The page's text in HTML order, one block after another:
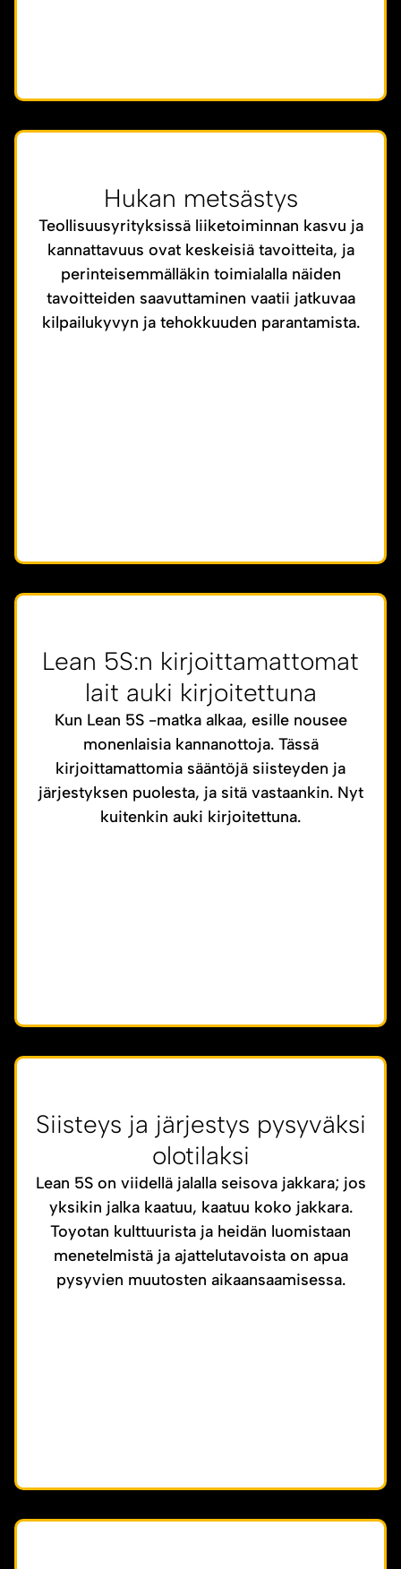
Hukan metsästys
Teollisuusyrityksissä liiketoiminnan kasvu ja
kannattavuus ovat keskeisiä tavoitteita, ja
perinteisemmälläkin toimialalla näiden
tavoitteiden saavuttaminen vaatii jatkuvaa
kilpailukyvyn ja tehokkuuden parantamista.
Lean 5S:n kirjoittamattomat
lait auki kirjoitettuna
Kun Lean 5S -matka alkaa, esille nousee
monenlaisia kannanottoja. Tässä
kirjoittamattomia sääntöjä siisteyden ja
järjestyksen puolesta, ja sitä vastaankin. Nyt
kuitenkin auki kirjoitettuna.
Siisteys ja järjestys pysyväksi
olotilaksi
Lean 5S on viidellä jalalla seisova jakkara; jos
yksikin jalka kaatuu, kaatuu koko jakkara.
Toyotan kulttuurista ja heidän luomistaan
menetelmistä ja ajattelutavoista on apua
pysyvien muutosten aikaansaamisessa.